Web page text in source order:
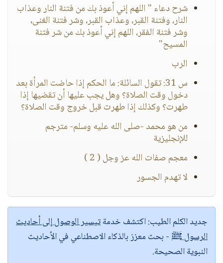
شرح دعاء " اللهم إني أعوذ بك من فتنة النار وعذاب
النار، وفتنة القبر، وعذاب القبر، وشر فتنة الغنى،
وشر فتنة الفقر، اللهم إني أعوذ بك من شر فتنة
المسيح"
الرب
س 31: تقول السائلة: ما الحكم إذا حاضت المرأة بعد
دخول وقت الصلاة؟ وهل يجب عليها أن تقضيها إذا
طهرت؟ وكذلك إذا طهرت قبل خروج وقت الصلاة؟
من هو محمد -صلى الله عليه وسلم- مترجم
للإنجليزية
معجم صفات الله عز وجل ( 2 )
لا تهدم الجسور
جديد الكلم الطيب:اكتشف خدمةتيسير الوصول إلى أحاديث
الرسول ﷺ - بحث معزز بالذكاء الاصطناعي في الأحاديث
النبوية الصحيحة.